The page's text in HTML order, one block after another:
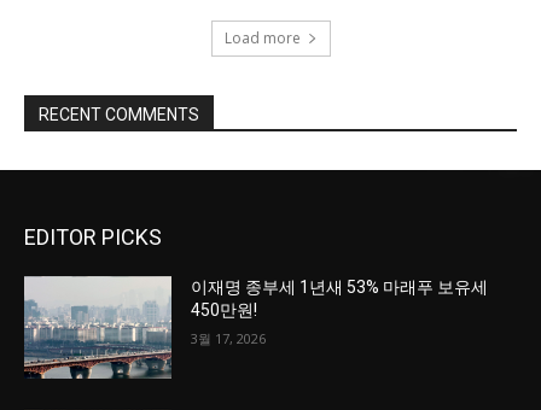
Load more
RECENT COMMENTS
EDITOR PICKS
이재명 종부세 1년새 53% 마래푸 보유세
450만원!
3월 17, 2026